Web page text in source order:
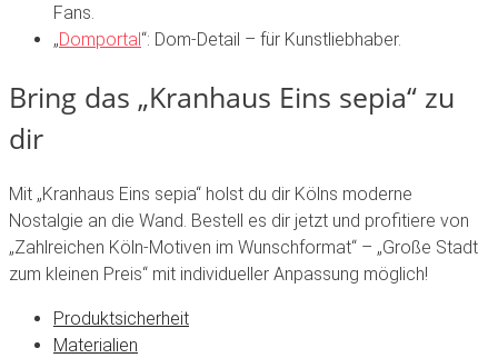
Fans.
„Domportal“: Dom-Detail – für Kunstliebhaber.
Bring das „Kranhaus Eins sepia“ zu
dir
Mit „Kranhaus Eins sepia“ holst du dir Kölns moderne
Nostalgie an die Wand. Bestell es dir jetzt und profitiere von
„Zahlreichen Köln-Motiven im Wunschformat“ – „Große Stadt
zum kleinen Preis“ mit individueller Anpassung möglich!
Produktsicherheit
Materialien